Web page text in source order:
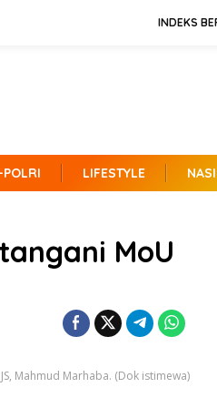
INDEKS
LIFESTYLE
MoU
Mahmud Marhaba. (Dok istimewa)